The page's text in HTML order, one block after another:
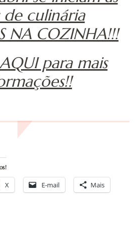
de culinária
NA COZINHA!!!
para mais
X E-mail Mais